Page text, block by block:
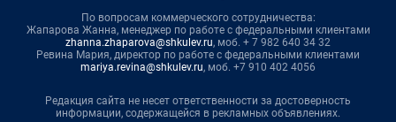
По вопросам коммерческого сотрудничества:
Жапарова Жанна, менеджер по работе с федеральными клиентами
zhanna.zhaparova@shkulev.ru, моб. + 7 982 640 34 32
Ревина Мария, директор по работе с федеральными клиентами
mariya.revina@shkulev.ru, моб. +7 910 402 4056
Редакция сайта не несет ответственности за достоверность
информации, содержащейся в рекламных объявлениях.